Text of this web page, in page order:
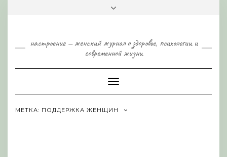
настроение — женский журнал о здоровье, психологии и
современной жизни
Toggle
Navigation
МЕТКА: ПОДДЕРЖКА ЖЕНЩИН